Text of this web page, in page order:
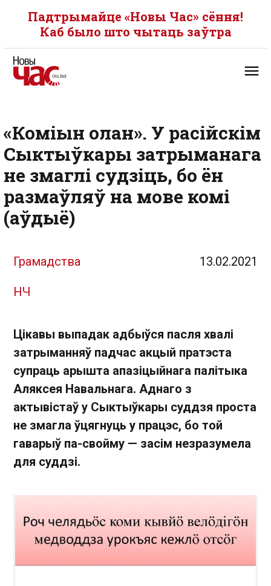
Падтрымайце «Новы Час» сёння!
Каб было што чытаць заўтра
«Коміын олан». У расійскім
Сыктыўкары затрыманага
не змаглі судзіць, бо ён
размаўляў на мове комі
(аўдыё)
Грамадства 13.02.2021
НЧ
Цікавы выпадак адбыўся пасля хвалі
затрыманняў падчас акцый пратэста
супраць арышта апазіцыйнага палітыка
Аляксея Навальнага. Аднаго з
актывістаў у Сыктыўкары суддзя проста
не змагла ўцягнуць у працэс, бо той
гаварыў па-свойму — засім незразумела
для суддзі.